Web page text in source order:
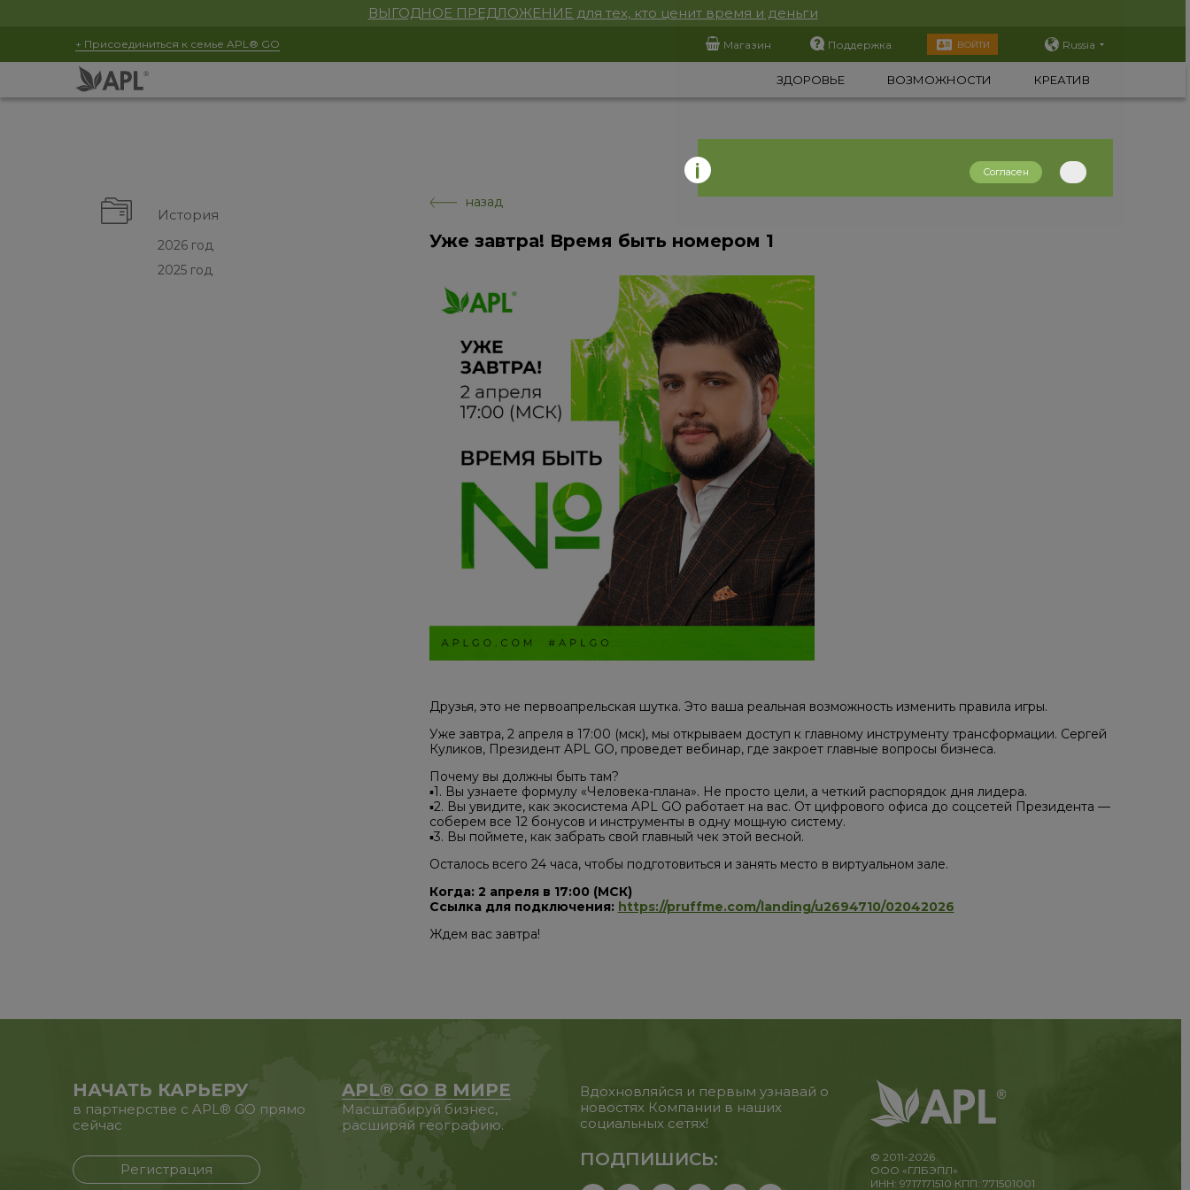
ВЫГОДНОЕ ПРЕДЛОЖЕНИЕ для тех, кто ценит время и деньги
+ Присоединиться к семье APL® GO Магазин Поддержка ВОЙТИ Russia
ЗДОРОВЬЕ ВОЗМОЖНОСТИ КРЕАТИВ
История
2026 год
2025 год
назад
Уже завтра! Время быть номером 1
Друзья, это не первоапрельская шутка. Это ваша реальная возможность изменить правила игры.
Уже завтра, 2 апреля в 17:00 (мск), мы открываем доступ к главному инструменту трансформации. Сергей
Куликов, Президент APL GO, проведет вебинар, где закроет главные вопросы бизнеса.
Почему вы должны быть там?
▪️1. Вы узнаете формулу «Человека-плана». Не просто цели, а четкий распорядок дня лидера.
▪️2. Вы увидите, как экосистема APL GO работает на вас. От цифрового офиса до соцсетей Президента —
соберем все 12 бонусов и инструменты в одну мощную систему.
▪️3. Вы поймете, как забрать свой главный чек этой весной.
Осталось всего 24 часа, чтобы подготовиться и занять место в виртуальном зале.
Когда: 2 апреля в 17:00 (МСК)
Ссылка для подключения: https://pruffme.com/landing/u2694710/02042026
Ждем вас завтра!
НАЧАТЬ КАРЬЕРУ
в партнерстве с APL® GO прямо
сейчас
Регистрация
APL® GO В МИРЕ
Масштабируй бизнес,
расширяй географию.
Вдохновляйся и первым узнавай о
новостях Компании в наших
социальных сетях!
ПОДПИШИСЬ:
© 2011-2026
ООО «ГЛБЭПЛ»
ИНН: 9717171510 КПП: 771501001
Согласен